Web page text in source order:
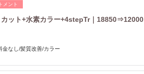
メント
カット+水素カラー+4stepTr｜18850⇒12000
金なし/髪質改善/カラー